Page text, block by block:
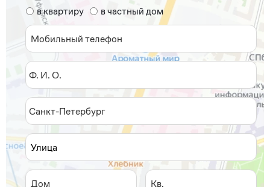
в квартиру
в частный дом